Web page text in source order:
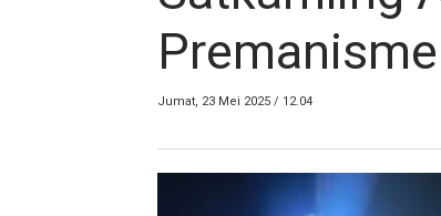
Premanisme
Jumat, 23 Mei 2025 / 12.04